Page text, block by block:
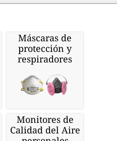
Máscaras de
protección y
respiradores
Monitores de
Calidad del Aire